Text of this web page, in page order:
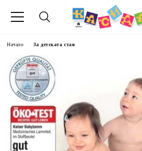
Начало За детската стая